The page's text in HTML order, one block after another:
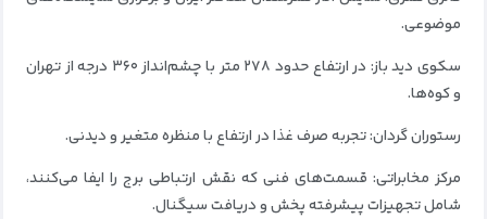
موضوعی.
سکوی دید باز: در ارتفاع حدود ۲۷۸ متر با چشم‌انداز ۳۶۰ درجه از تهران
و کوه‌ها.
رستوران گردان: تجربه صرف غذا در ارتفاع با منظره متغیر و دیدنی.
مرکز مخابراتی: قسمت‌های فنی که نقش ارتباطی برج را ایفا می‌کنند،
شامل تجهیزات پیشرفته پخش و دریافت سیگنال.